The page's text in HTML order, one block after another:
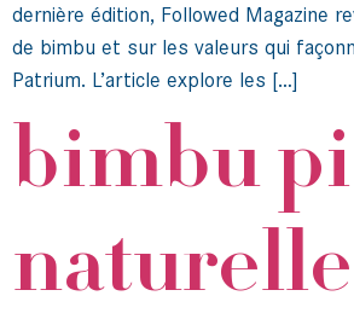
dernière édition, Followed Magazine
de bimbu et sur les valeurs qui
Patrium. L’article explore les […]
bimbu
naturelle